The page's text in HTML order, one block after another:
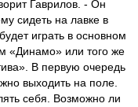
Гаврилов. - Он
сидеть на лавке в
играть в основном
«Динамо» или того же
В первую очередь
выходить на поле.
себя. Возможно ли